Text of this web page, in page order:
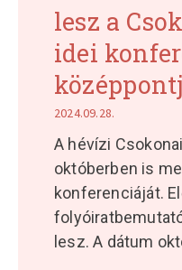
lesz a
idei
2024.09.28.
A hévízi
októberben is
konferenciáját.
lesz. A dátum